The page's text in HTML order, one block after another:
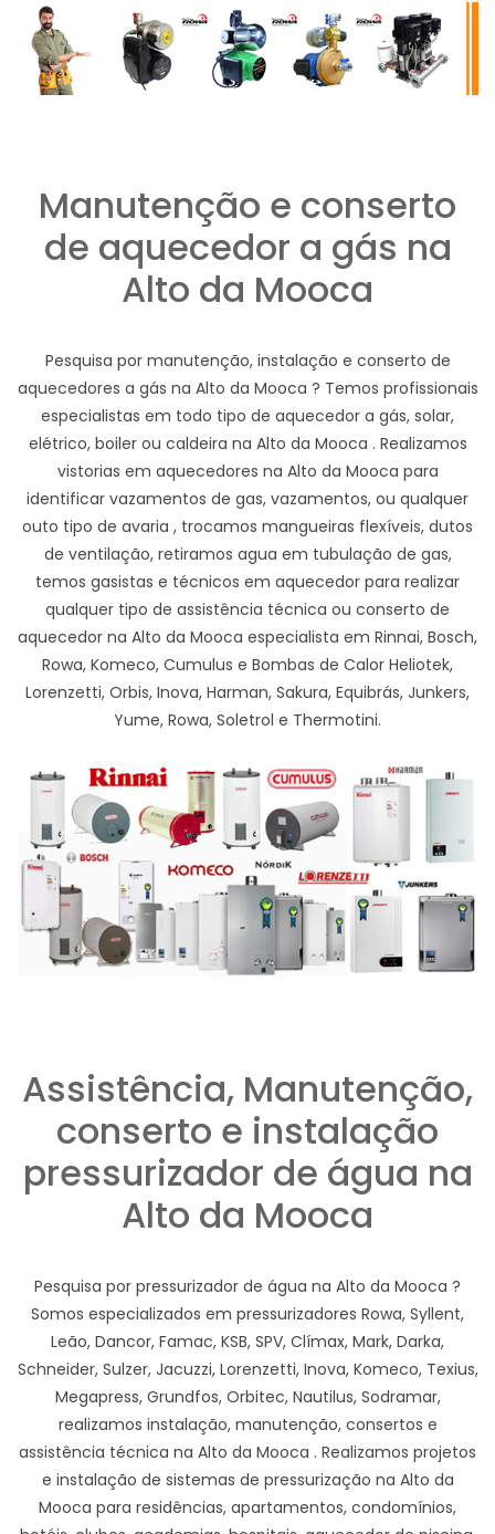
Manutenção e conserto
de aquecedor a gás na
Alto da Mooca
Pesquisa por manutenção, instalação e conserto de
aquecedores a gás na Alto da Mooca ? Temos profissionais
especialistas em todo tipo de aquecedor a gás, solar,
elétrico, boiler ou caldeira na Alto da Mooca . Realizamos
vistorias em aquecedores na Alto da Mooca para
identificar vazamentos de gas, vazamentos, ou qualquer
outo tipo de avaria , trocamos mangueiras flexíveis, dutos
de ventilação, retiramos agua em tubulação de gas,
temos gasistas e técnicos em aquecedor para realizar
qualquer tipo de assistência técnica ou conserto de
aquecedor na Alto da Mooca especialista em Rinnai, Bosch,
Rowa, Komeco, Cumulus e Bombas de Calor Heliotek,
Lorenzetti, Orbis, Inova, Harman, Sakura, Equibrás, Junkers,
Yume, Rowa, Soletrol e Thermotini.
Assistência, Manutenção,
conserto e instalação
pressurizador de água na
Alto da Mooca
Pesquisa por pressurizador de água na Alto da Mooca ?
Somos especializados em pressurizadores Rowa, Syllent,
Leão, Dancor, Famac, KSB, SPV, Clímax, Mark, Darka,
Schneider, Sulzer, Jacuzzi, Lorenzetti, Inova, Komeco, Texius,
Megapress, Grundfos, Orbitec, Nautilus, Sodramar,
realizamos instalação, manutenção, consertos e
assistência técnica na Alto da Mooca . Realizamos projetos
e instalação de sistemas de pressurização na Alto da
Mooca para residências, apartamentos, condomínios,